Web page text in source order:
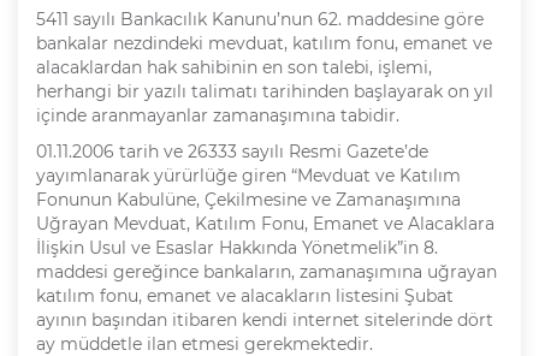
5411 sayılı Bankacılık Kanunu’nun 62. maddesine göre
bankalar nezdindeki mevduat, katılım fonu, emanet ve
alacaklardan hak sahibinin en son talebi, işlemi,
herhangi bir yazılı talimatı tarihinden başlayarak on yıl
içinde aranmayanlar zamanaşımına tabidir.
01.11.2006 tarih ve 26333 sayılı Resmi Gazete’de
yayımlanarak yürürlüğe giren “Mevduat ve Katılım
Fonunun Kabulüne, Çekilmesine ve Zamanaşımına
Uğrayan Mevduat, Katılım Fonu, Emanet ve Alacaklara
İlişkin Usul ve Esaslar Hakkında Yönetmelik”in 8.
maddesi gereğince bankaların, zamanaşımına uğrayan
katılım fonu, emanet ve alacakların listesini Şubat
ayının başından itibaren kendi internet sitelerinde dört
ay müddetle ilan etmesi gerekmektedir.